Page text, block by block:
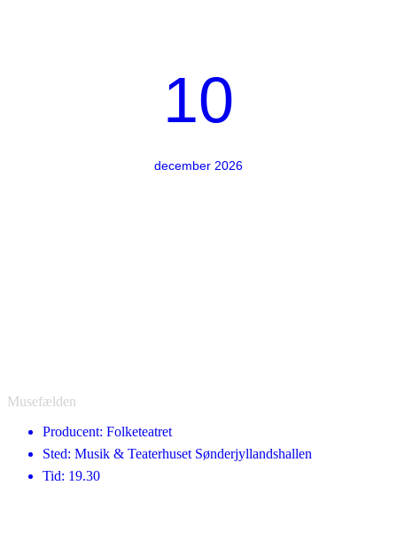
10
december 2026
Musefælden
Producent: Folketeatret
Sted: Musik & Teaterhuset Sønderjyllandshallen
Tid: 19.30